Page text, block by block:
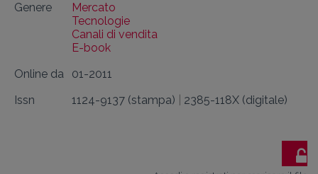
Genere
Mercato
Tecnologie
Canali di vendita
E-book
Online da
01-2011
Issn
1124-9137 (stampa) 2385-118X (digitale)